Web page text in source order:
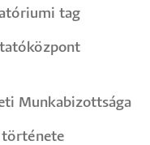
tag
Munkabizottsága
története